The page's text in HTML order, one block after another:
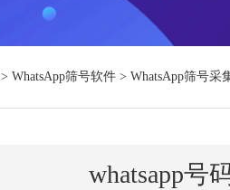
> WhatsApp筛号软件 > WhatsApp筛号采
whatsapp号